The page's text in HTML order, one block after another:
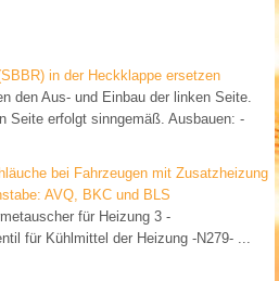
in der Heckklappe ersetzen
den Aus- und Einbau der linken Seite.
Seite erfolgt sinngemäß. Ausbauen: -
bei Fahrzeugen mit Zusatzheizung
AVQ, BKC und BLS
für Heizung 3 -
für Kühlmittel der Heizung -N279- ...